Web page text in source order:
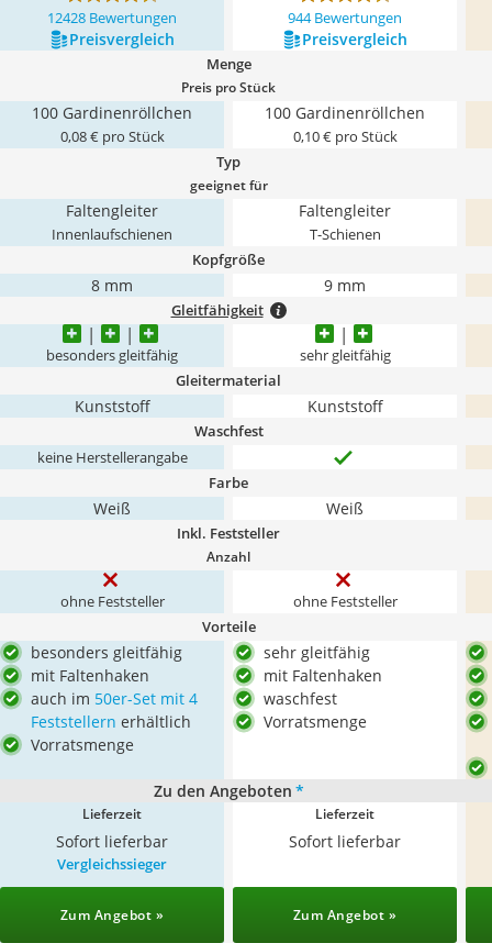
12428 Bewertungen 944 Bewertungen
Preis­vergleich Preis­vergleich
Menge
Preis pro Stück
100 Gardinenröllchen
0,08 € pro Stück
100 Gardinenröllchen
0,10 € pro Stück
Typ
geeignet für
Faltengleiter
Innenlaufschienen
Faltengleiter
T-Schienen
Kopfgröße
8 mm 9 mm
Gleitfähigkeit
besonders gleitfähig sehr gleitfähig
Gleitermaterial
Kunststoff Kunststoff
Waschfest
keine Herstellerangabe
Farbe
Weiß Weiß
Inkl. Feststeller
Anzahl
ohne Feststeller ohne Feststeller
Vorteile
besonders gleitfähig
mit Faltenhaken
auch im 50er-Set mit 4
Feststellern erhältlich
Vorratsmenge
sehr gleitfähig
mit Faltenhaken
waschfest
Vorratsmenge
Zu den Angeboten *
Lieferzeit
Sofort lieferbar
Lieferzeit
Sofort lieferbar
Vergleichssieger
Zum Angebot » Zum Angebot »